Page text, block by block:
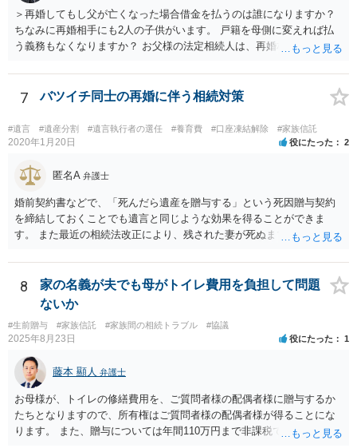
＞再婚してもし父が亡くなった場合借金を払うのは誰になりますか？
ちなみに再婚相手にも2人の子供がいます。 戸籍を母側に変えれば払
う義務もなくなりますか？ お父様の法定相続人は、再婚相手とご相談
戸籍がどこにあるのかは関係ありません。 ただし、お父様が亡くなっ
たことを知ってから３か月以内に家庭裁判所にて「相続放棄」の手続
7 バツイチ同士の再婚に伴う相続対策
#遺言 #遺産分割 #遺言執行者の選任 #養育費 #口座凍結解除 #家族信託
2020年1月20日 役にたった 2
匿名A 弁護士
婚前契約書などで、「死んだら遺産を贈与する」という死因贈与契約
を締結しておくことでも遺言と同じような効果を得ることができま
す。 また最近の相続法改正により、残された妻が死ぬまで家に住み続
で、その制度を活用する方法も考えられます。 もし契約書の作成まで
視野に入れておられる場合は、お近くの弁護士、できれば相続に強い
弁護士にご相談なさるとよいでしょう。
8
家の名義が夫でも母がトイレ費用を負担して問題
ないか
#生前贈与 #家族信託 #家族間の相続トラブル #協議
2025年8月23日 役にたった 1
藤本 顯人 弁護士
お母様が、トイレの修繕費用を、ご質問者様の配偶者様に贈与するか
たちとなりますので、所有権はご質問者様の配偶者様が得ることにな
ります。 また、贈与については年間110万円まで非課税であり、トイ